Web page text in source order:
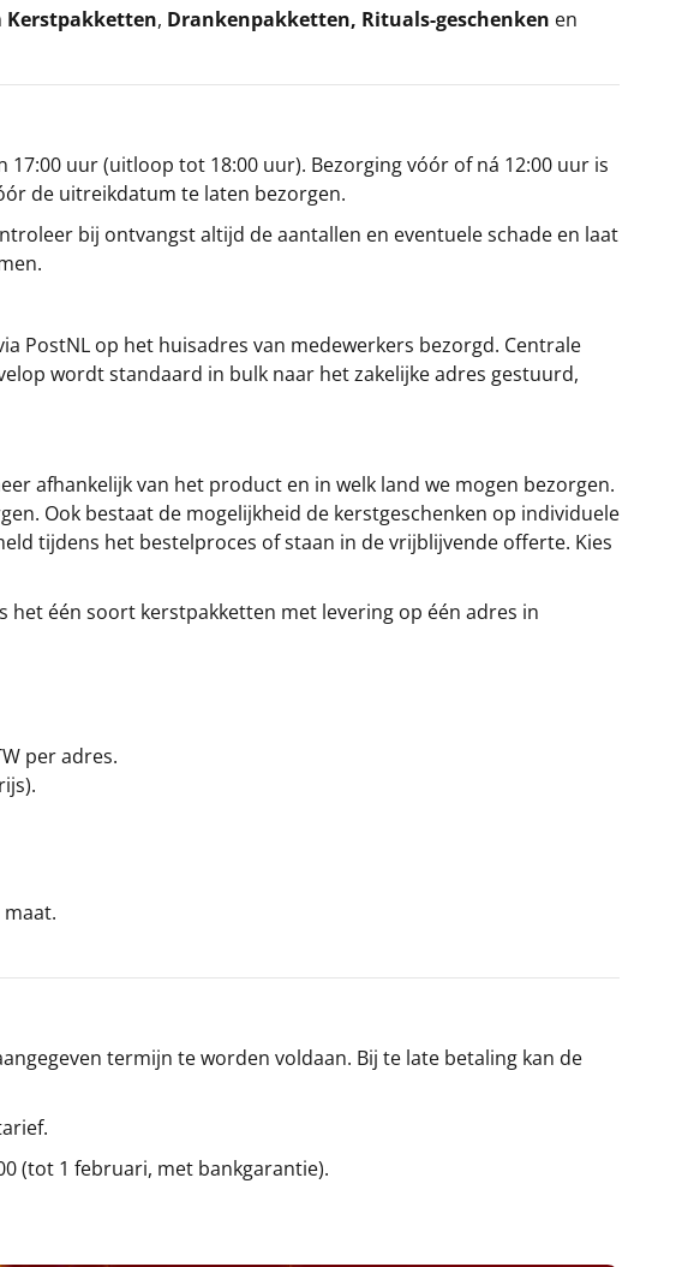
Kerstpakketten, Drankenpakketten, Rituals-geschenken en
uur (uitloop tot 18:00 uur). Bezorging vóór of ná 12:00 uur is
de uitreikdatum te laten bezorgen.
bij ontvangst altijd de aantallen en eventuele schade en laat
PostNL op het huisadres van medewerkers bezorgd. Centrale
wordt standaard in bulk naar het zakelijke adres gestuurd,
afhankelijk van het product en in welk land we mogen bezorgen.
Ook bestaat de mogelijkheid de kerstgeschenken op individuele
tijdens het bestelproces of staan in de vrijblijvende offerte. Kies
het één soort kerstpakketten met levering op één adres in
per adres.
termijn te worden voldaan. Bij te late betaling kan de
(tot 1 februari, met bankgarantie).